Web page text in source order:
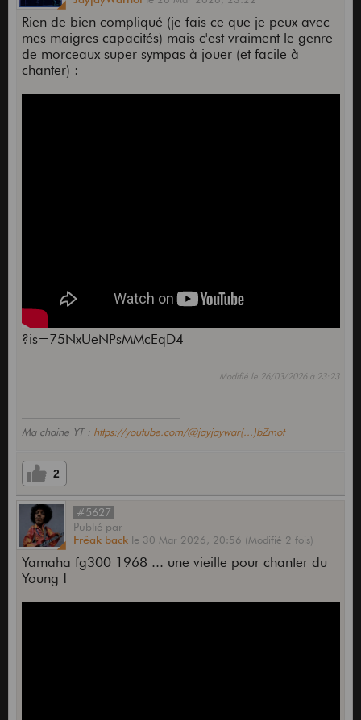
Rien de bien compliqué (je fais ce que je peux avec
mes maigres capacités) mais c'est vraiment le genre
de morceaux super sympas à jouer (et facile à
chanter) :
?is=75NxUeNPsMMcEqD4
Modifié le 26/03/2026 à 23:23
Ma chaine YT : https://youtube.com/@jayjaywar(...)bZmot
2
#5627
Publié par
Frëak back le 30 Mar 2026, 20:56 (Modifié 2 fois)
Yamaha fg300 1968 ... une vieille pour chanter du
Young !